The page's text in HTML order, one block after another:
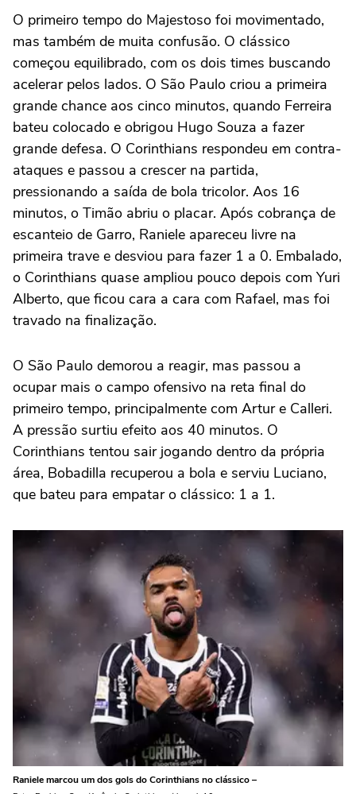
O primeiro tempo do Majestoso foi movimentado,
mas também de muita confusão. O clássico
começou equilibrado, com os dois times buscando
acelerar pelos lados. O São Paulo criou a primeira
grande chance aos cinco minutos, quando Ferreira
bateu colocado e obrigou Hugo Souza a fazer
grande defesa. O Corinthians respondeu em contra-
ataques e passou a crescer na partida,
pressionando a saída de bola tricolor. Aos 16
minutos, o Timão abriu o placar. Após cobrança de
escanteio de Garro, Raniele apareceu livre na
primeira trave e desviou para fazer 1 a 0. Embalado,
o Corinthians quase ampliou pouco depois com Yuri
Alberto, que ficou cara a cara com Rafael, mas foi
travado na finalização.
O São Paulo demorou a reagir, mas passou a
ocupar mais o campo ofensivo na reta final do
primeiro tempo, principalmente com Artur e Calleri.
A pressão surtiu efeito aos 40 minutos. O
Corinthians tentou sair jogando dentro da própria
área, Bobadilla recuperou a bola e serviu Luciano,
que bateu para empatar o clássico: 1 a 1.
Raniele marcou um dos gols do Corinthians no clássico –